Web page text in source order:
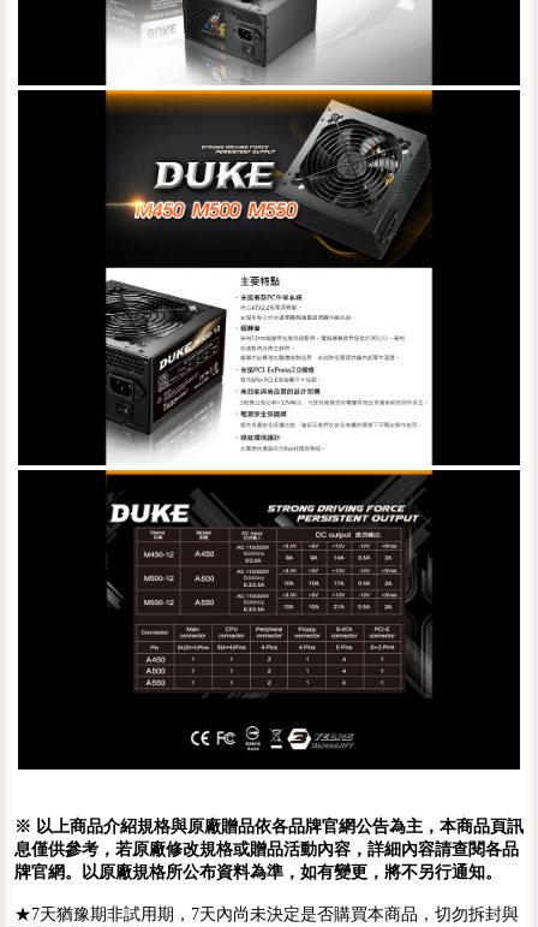
※ 以上商品介紹規格與原廠贈品依各品牌官網公告為主，本商品頁訊
息僅供參考，若原廠修改規格或贈品活動內容，詳細內容請查閱各品
牌官網。以原廠規格所公布資料為準，如有變更，將不另行通知。
★7天猶豫期非試用期，7天內尚未決定是否購買本商品，切勿拆封與